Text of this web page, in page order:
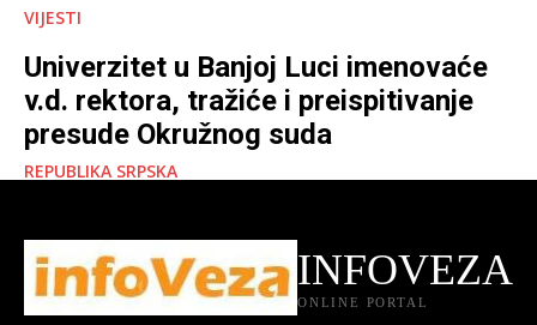
VIJESTI
Univerzitet u Banjoj Luci imenovaće
v.d. rektora, tražiće i preispitivanje
presude Okružnog suda
REPUBLIKA SRPSKA
INFOVEZA
ONLINE PORTAL